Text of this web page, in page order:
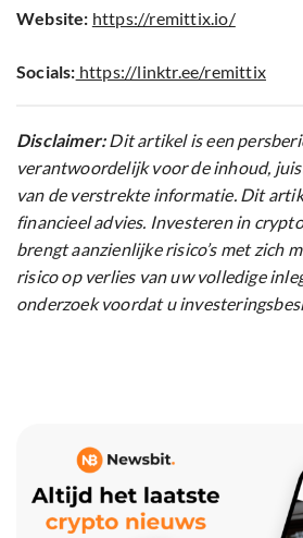
Website: https://remittix.io/
Socials: https://linktr.ee/remittix
Disclaimer:Dit artikel is een
verantwoordelijk voor de inhoud,
van de verstrekte informatie. Dit
financieel advies. Investeren in
brengt aanzienlijke risico’s met zich
risico op verlies van uw volledige
onderzoek voordat u